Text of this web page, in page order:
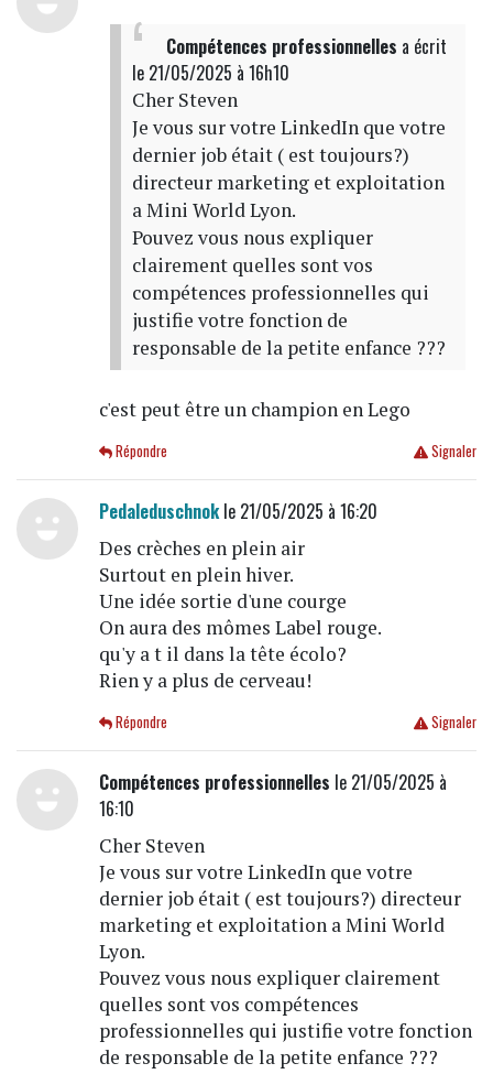
Compétences professionnelles a écrit
le 21/05/2025 à 16h10
Cher Steven
Je vous sur votre LinkedIn que votre
dernier job était ( est toujours?)
directeur marketing et exploitation
a Mini World Lyon.
Pouvez vous nous expliquer
clairement quelles sont vos
compétences professionnelles qui
justifie votre fonction de
responsable de la petite enfance ???
c'est peut être un champion en Lego
Signaler
Répondre
Pedaleduschnokle 21/05/2025 à 16:20
Des crèches en plein air
Surtout en plein hiver.
Une idée sortie d'une courge
On aura des mômes Label rouge.
qu'y a t il dans la tête écolo?
Rien y a plus de cerveau!
Signaler
Répondre
Compétences professionnelles le 21/05/2025 à
16:10
Cher Steven
Je vous sur votre LinkedIn que votre
dernier job était ( est toujours?) directeur
marketing et exploitation a Mini World
Lyon.
Pouvez vous nous expliquer clairement
quelles sont vos compétences
professionnelles qui justifie votre fonction
de responsable de la petite enfance ???